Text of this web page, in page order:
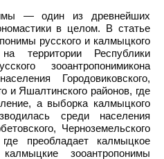
— один из древнейших
в целом. В статье
русского и калмыцкого
территории Республики
зооантропонимикона
Городовиковского,
и Яшалтинского районов, где
а выборка калмыцкого
среди населения
Черноземельского
преобладает калмыцкое
зооантропонимы